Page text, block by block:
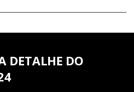
DETALHE DO